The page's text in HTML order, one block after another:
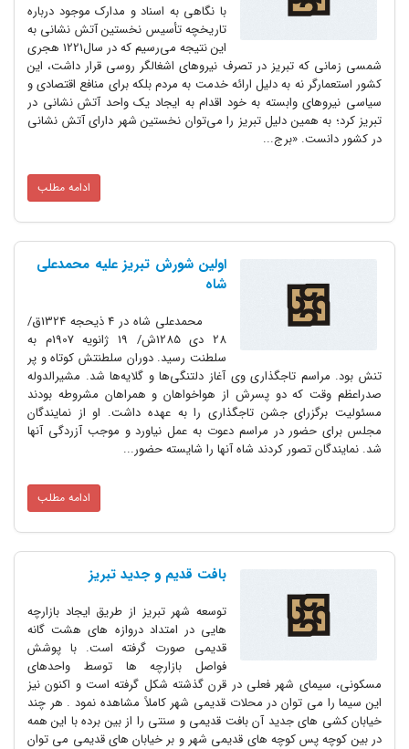
با نگاهی به اسناد و مدارک موجود درباره
تاریخچه تأسیس نخستین آتش نشانی به
این نتیجه می‌رسیم که در سال1221 هجری
شمسی زمانی که تبریز در تصرف نیروهای اشغالگر روسی قرار داشت، این
کشور استعمارگر نه به دلیل ارائه خدمت به مردم بلکه برای منافع اقتصادی و
سیاسی نیروهای وابسته به خود اقدام به ایجاد یک واحد آتش نشانی در
تبریز کرد؛ به همین دلیل تبریز را می‌توان نخستین شهر دارای آتش نشانی
در کشور دانست. «برج...
ادامه مطلب
اولین شورش تبریز علیه محمدعلی
شاه
محمدعلی شاه در 4 ذیحجه 1324ق/
28 دی 1285ش/ 19 ژانویه 1907م به
سلطنت رسید. دوران سلطنتش کوتاه و پر
تنش بود. مراسم تاجگذاری وی آغاز دلتنگی‌ها و گلایه‌ها شد. مشیرالدوله
صدراعظم وقت که دو پسرش از هواخواهان و همراهان مشروطه بودند
مسئولیت برگزرای جشن تاجگذاری را به عهده داشت. او از نمایندگان
مجلس برای حضور در مراسم دعوت به عمل نیاورد و موجب آزردگی آنها
شد. نمایندگان تصور کردند شاه آنها را شایسته حضور...
ادامه مطلب
بافت قدیم و جدید تبریز
توسعه شهر تبریز از طریق ایجاد بازارچه
هایی در امتداد دروازه های هشت گانه
قدیمی صورت گرفته است. با پوشش
فواصل بازارچه ها توسط واحدهای
مسکونی، سیمای شهر فعلی در قرن گذشته شکل گرفته است و اکنون نیز
این سیما را می توان در محلات قدیمی شهر کاملاً مشاهده نمود . هر چند
خیابان کشی های جدید آن بافت قدیمی و سنتی را از بین برده با این همه
در بین کوچه پس کوچه های قدیمی شهر و بر خیابان های قدیمی می توان